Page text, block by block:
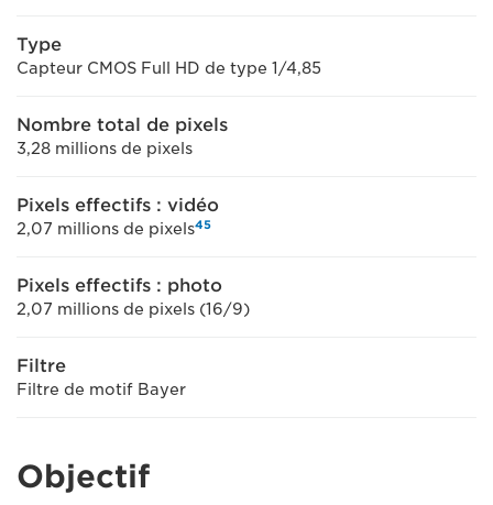
Type
Capteur CMOS Full HD de type 1/4,85
Nombre total de pixels
3,28 millions de pixels
Pixels effectifs : vidéo
2,07 millions de pixels45
Pixels effectifs : photo
2,07 millions de pixels (16/9)
Filtre
Filtre de motif Bayer
Objectif